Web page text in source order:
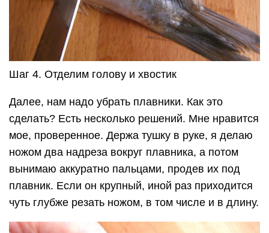
Шаг 4. Отделим голову и хвостик
Далее, нам надо убрать плавники. Как это
сделать? Есть несколько решений. Мне нравится
мое, проверенное. Держа тушку в руке, я делаю
ножом два надреза вокруг плавника, а потом
вынимаю аккуратно пальцами, продев их под
плавник. Если он крупный, иной раз приходится
чуть глубже резать ножом, в том числе и в длину.